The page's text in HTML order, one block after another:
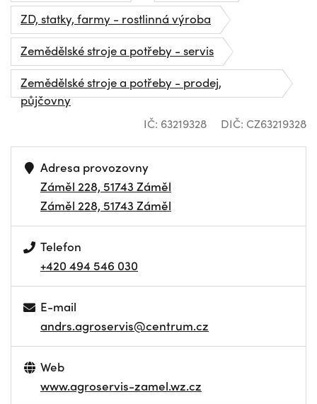
ZD, statky, farmy - rostlinná výroba
Zemědělské stroje a potřeby - servis
Zemědělské stroje a potřeby - prodej,
půjčovny
IČ: 63219328 DIČ: CZ63219328
Adresa provozovny
Záměl 228, 51743 Záměl
Záměl 228, 51743 Záměl
Telefon
+420 494 546 030
E-mail
andrs.agroservis@centrum.cz
Web
www.agroservis-zamel.wz.cz